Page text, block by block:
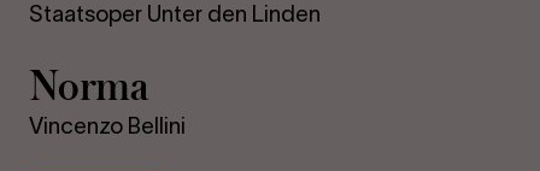
Staatsoper Unter den Linden
Norma
Vincenzo Bellini